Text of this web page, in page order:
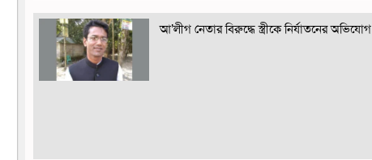
আ’লীগ নেতার বিরুদ্ধে স্ত্রীকে নির্যাতনের অভিযোগ